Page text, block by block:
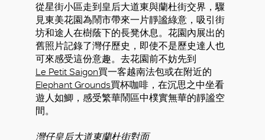
從星街小區走到皇后大道東與蘭杜街交界，驟
見東美花園為鬧市帶來一片靜謐綠意，吸引街
坊和途人在樹蔭下的長凳休息。花園內展出的
舊照片記錄了灣仔歷史，即使不是歷史達人也
可來感受這份意趣。去花園前不妨先到
Le Petit Saigon買一客越南法包或在附近的
Elephant Grounds買杯咖啡，在沉思之中坐看
遊人如鯽，感受繁華鬧區中樸實無華的靜謐空
間。
灣仔皇后大道東蘭杜街對面